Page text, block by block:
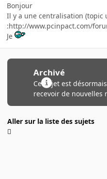
Bonjour
Il y a une centralisation (topic
:http://www.pcinpact.com/
Je
Archivé
Ce sujet est
recevoir de nouvelles
Aller sur la liste des sujets